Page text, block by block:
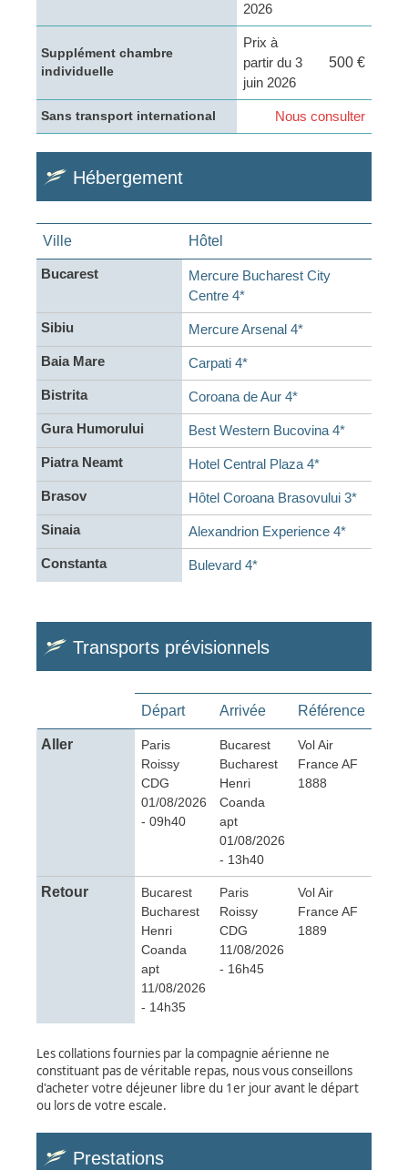
2026
Supplément chambre
individuelle
Prix à
partir du 3
juin 2026
500 €
Sans transport international Nous consulter
Hébergement
Ville Hôtel
Bucarest
Mercure Bucharest City
Centre 4*
Sibiu Mercure Arsenal 4*
Baia Mare Carpati 4*
Bistrita Coroana de Aur 4*
Gura Humorului Best Western Bucovina 4*
Piatra Neamt Hotel Central Plaza 4*
Brasov Hôtel Coroana Brasovului 3*
Sinaia Alexandrion Experience 4*
Constanta Bulevard 4*
Transports prévisionnels
Départ Arrivée Référence
Aller
Paris
Roissy
CDG
01/08/2026
- 09h40
Bucarest
Bucharest
Henri
Coanda
apt
01/08/2026
- 13h40
Vol Air
France AF
1888
Retour
Bucarest
Bucharest
Henri
Coanda
apt
11/08/2026
- 14h35
Paris
Roissy
CDG
11/08/2026
- 16h45
Vol Air
France AF
1889
Les collations fournies par la compagnie aérienne ne
constituant pas de véritable repas, nous vous conseillons
d'acheter votre déjeuner libre du 1er jour avant le départ
ou lors de votre escale.
Prestations